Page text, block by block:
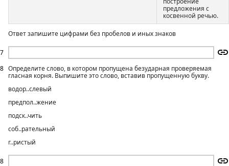
7
предложения с
косвенной речью.
Ответ запишите цифрами без пробелов и иных знаков
8
8
Определите слово, в котором пропущена безударная проверяемая
гласная корня. Выпишите это слово, вставив пропущенную букву.
водор..cлевый
предпол..жение
подск..чить
соб..рательный
г..ристый